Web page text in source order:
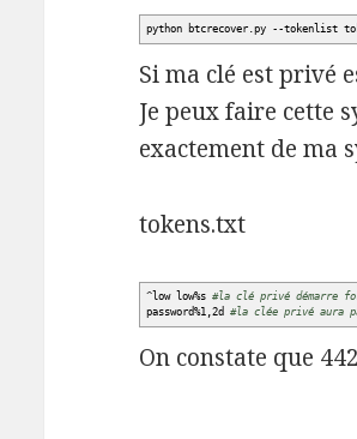
python btcrecover.py --tokenlist
Si ma clé est privé
Je peux faire cette
exactement de ma
tokens.txt
^low low%s#la clé privé démarre
password%1,2d#la clée privé aura
On constate que